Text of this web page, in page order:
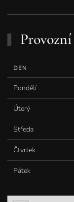
DEN
Pondělí
Úterý
Středa
Čtvrtek
Pátek